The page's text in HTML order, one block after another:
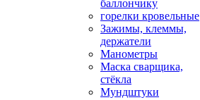
баллончику
горелки кровельные
Зажимы, клеммы,
держатели
Манометры
Маска сварщика,
стёкла
Мундштуки